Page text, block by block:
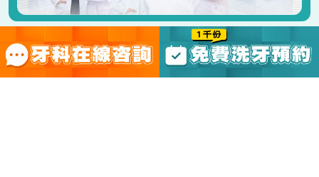
技術為核 服務至上